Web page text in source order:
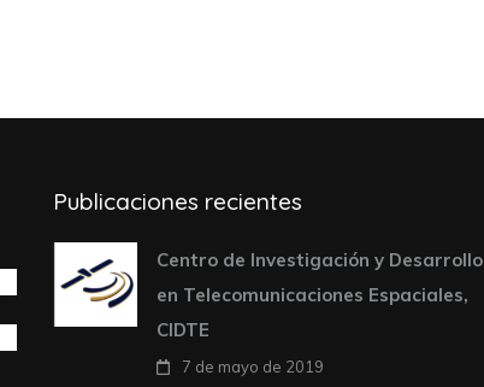
Publicaciones recientes
Centro de Investigación y Desarrollo
en Telecomunicaciones Espaciales,
CIDTE
7 de mayo de 2019